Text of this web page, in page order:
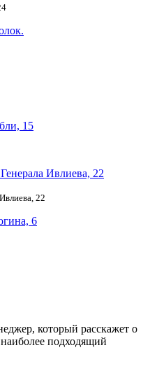
22
который расскажет о
подходящий